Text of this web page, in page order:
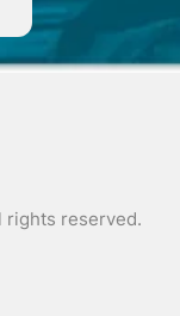
rights reserved.